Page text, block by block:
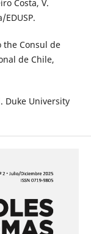
Costa, V.
the Consul de
de Chile,
Duke University